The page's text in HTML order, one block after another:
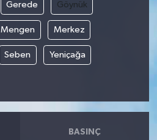
Gerede Göynük
Mengen Merkez
Seben Yeniçağa
BASINÇ